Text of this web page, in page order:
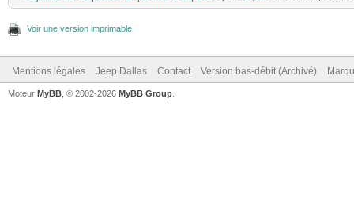
Voir une version imprimable
Mentions légales Jeep Dallas Contact Version bas-débit (Archivé)
Moteur MyBB , © 2002-2026 MyBB Group